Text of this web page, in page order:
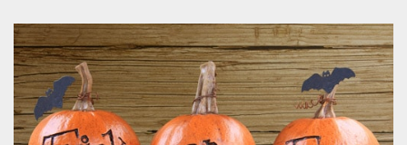
servizi qui presenti non potranno funzionare
senza.
Nome
Provider /
Dominio
Scadenza Descrizione
cf_clearance
Cloudflare,
Inc.
.oooh.events
1 anno
Clearance
Cookie from
CloudFlare
stores the proof